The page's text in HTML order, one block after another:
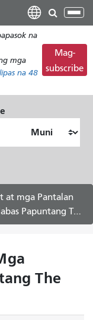
I-
ang
na
mga
na 48
Mag-
subscribe
at mga Pantalan
The Castro -
The